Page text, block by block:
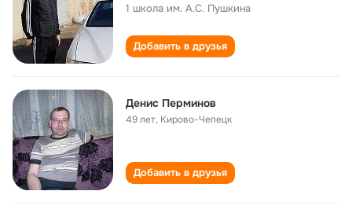
1 школа им. А.С. Пушкина
Добавить в друзья
Денис Перминов
49 лет, Кирово-Чепецк
Добавить в друзья